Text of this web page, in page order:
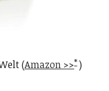
(Amazon >> )